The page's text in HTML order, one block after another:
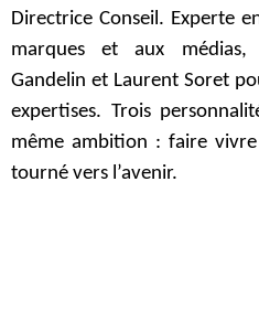
Directrice Conseil. Experte
marques et aux médias,
Gandelin et Laurent Soret
expertises. Trois
même ambition : faire
tourné vers l’avenir.